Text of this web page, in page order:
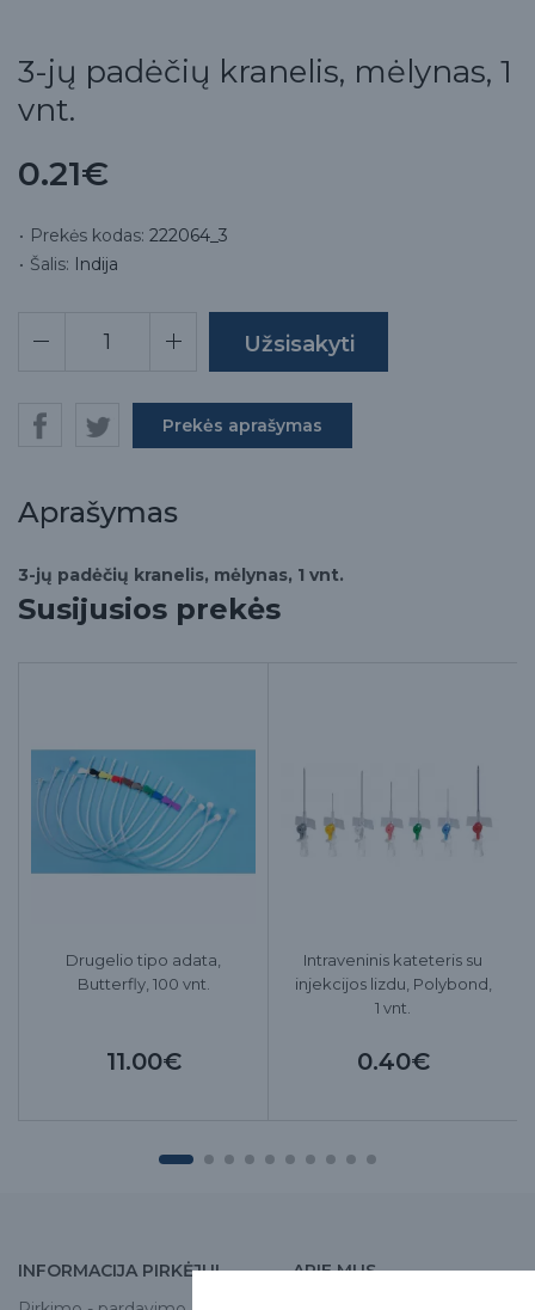
3-jų padėčių kranelis, mėlynas, 1
vnt.
0.21€
Prekės kodas: 222064_3
Šalis: Indija
Prekės aprašymas
Aprašymas
3-jų padėčių kranelis, mėlynas, 1 vnt.
Susijusios prekės
Drugelio tipo adata,
Butterfly, 100 vnt.
11.00€
Intraveninis kateteris su
injekcijos lizdu, Polybond,
1 vnt.
0.40€
INFORMACIJA PIRKĖJUI
APIE MUS